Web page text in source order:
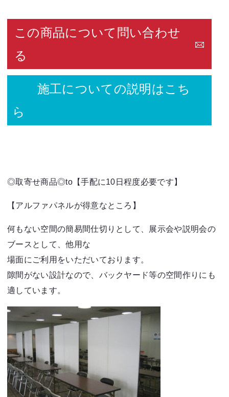
この商品について問い合わせ
る
施工についての説明はこち
ら
◎取寄せ商品◎to【手配に10日程度必要です】
【アルファパネルが得意なところ】
何もない空間の簡易間仕切りとして、展示会や説明会の
ブースとして、他用な
場面にご利用をいただいております。
隙間がない設計なので、バックヤード等の空間作りにも
適しています。